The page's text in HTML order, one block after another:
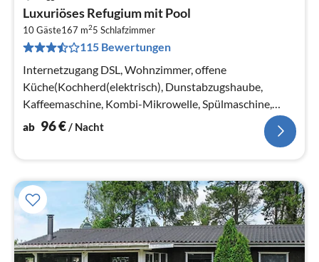
Luxuriöses Refugium mit Pool
10 Gäste167 m25 Schlafzimmer
115 Bewertungen
Internetzugang DSL, Wohnzimmer, offene
Küche(Kochherd(elektrisch), Dunstabzugshaube,
Kaffeemaschine, Kombi-Mikrowelle, Spülmaschine,
Kühl-/Gefrierkombination, Trockner, Waschmaschi...
ab 96€/ Nacht